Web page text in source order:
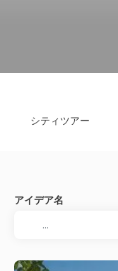
シティツアー
アイデア名